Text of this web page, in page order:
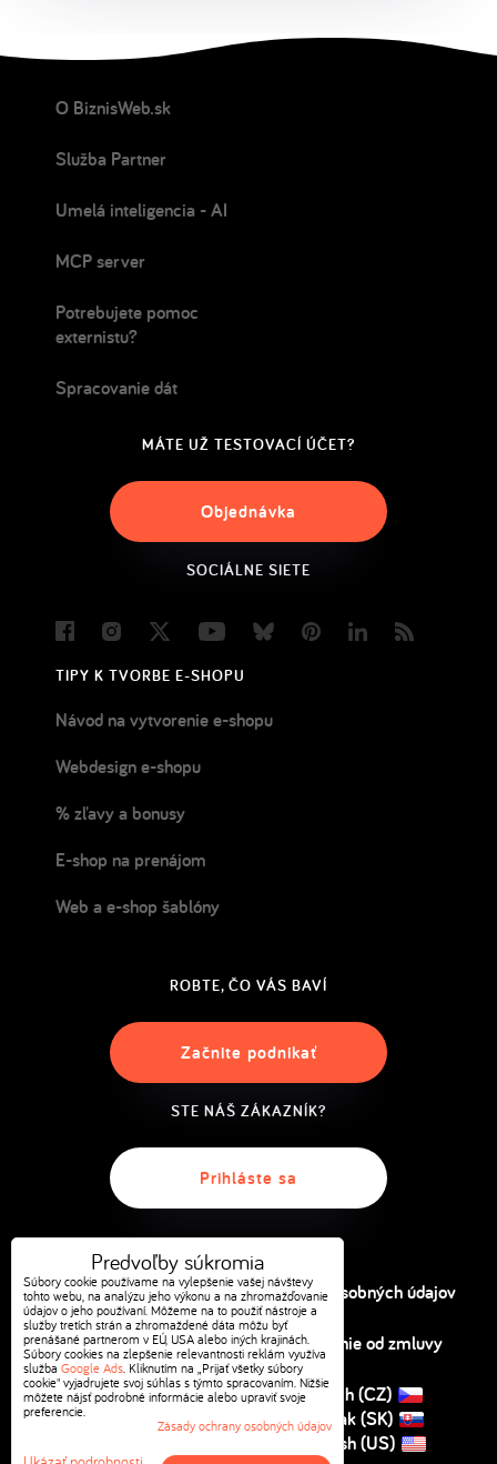
O BiznisWeb.sk
Služba Partner
Umelá inteligencia - AI
MCP server
Potrebujete pomoc
externistu?
Spracovanie dát
MÁTE UŽ TESTOVACÍ ÚČET?
Objednávka
SOCIÁLNE SIETE
FacebookInstagram
Twitter YoutubeBlueskyPinterestLinkedIn
TIPY K TVORBE E-SHOPU
Návod na vytvorenie e-shopu
Webdesign e-shopu
% zľavy a bonusy
E-shop na prenájom
Web a e-shop šablóny
ROBTE, ČO VÁS BAVÍ
Začnite podnikať
STE NÁŠ ZÁKAZNÍK?
Prihláste sa
Predvoľby súkromia Ochrana osobných údajov
Obchodné podmienky Odstúpenie od zmluvy
Kontakt
Czech (CZ)
Slovak (SK)
English (US)
Predvoľby súkromia
Súbory cookie používame na vylepšenie vašej návštevy
tohto webu, na analýzu jeho výkonu a na zhromažďovanie
údajov o jeho používaní. Môžeme na to použiť nástroje a
služby tretích strán a zhromaždené dáta môžu byť
prenášané partnerom v EÚ, USA alebo iných krajinách.
Súbory cookies na zlepšenie relevantnosti reklám využíva
služba Google Ads. Kliknutím na „Prijať všetky súbory
cookie" vyjadrujete svoj súhlas s týmto spracovaním. Nižšie
môžete nájsť podrobné informácie alebo upraviť svoje
preferencie.
Zásady ochrany osobných údajov